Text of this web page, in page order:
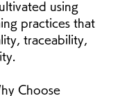
using
practices that
traceability,
Choose